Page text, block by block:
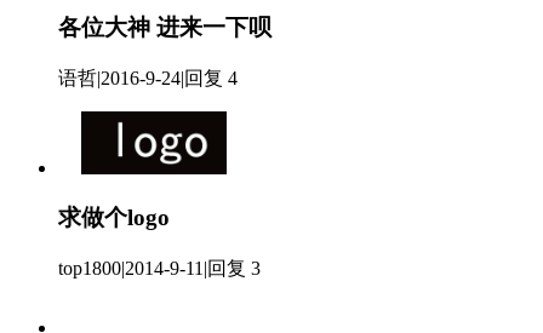
各位大神 进来一下呗
语哲|2016-9-24|回复 4
求做个logo
top1800|2014-9-11 |回复 3